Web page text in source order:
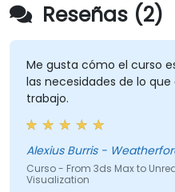
Reseñas (2)
Me gusta cómo el curso
las necesidades de lo
trabajo.
Alexius Burris -
Curso - From 3ds Max to
Visualization